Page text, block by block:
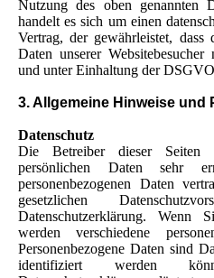
Nutzung des oben genannten
handelt es sich um einen
Vertrag, der gewährleistet, dass
Daten unserer
und unter Einhaltung der
3. Allgemeine Hinweise und
Datenschutz
Die Betreiber dieser Seiten
persönlichen Daten sehr
personenbezogenen Daten
gesetzlichen
Datenschutzerklärung. Wenn
werden verschiedene
Personenbezogene Daten sind
identifiziert werden